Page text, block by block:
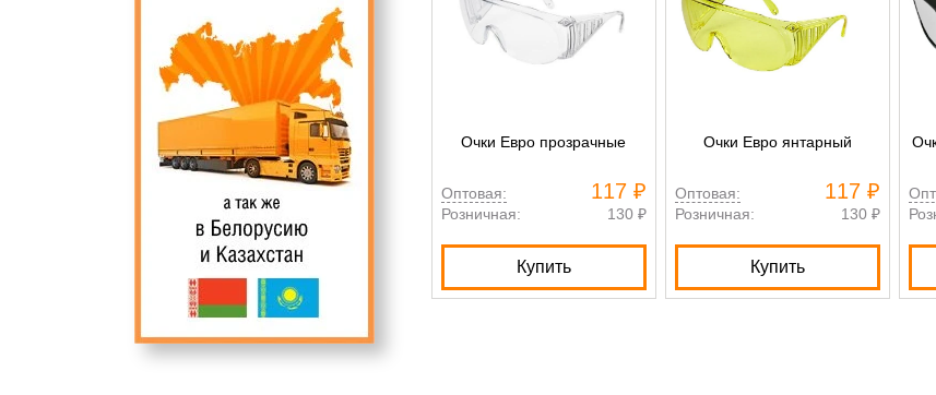
Очки Евро прозрачные
Оптовая: 117 ₽
Розничная: 130 ₽
Купить
Очки Евро янтарный
Оптовая: 117 ₽
Розничная: 130 ₽
Купить